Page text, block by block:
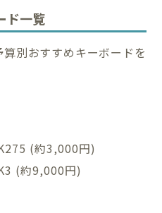
ド一覧
別おすすめキーボードを
(約3,000円)
(約9,000円)